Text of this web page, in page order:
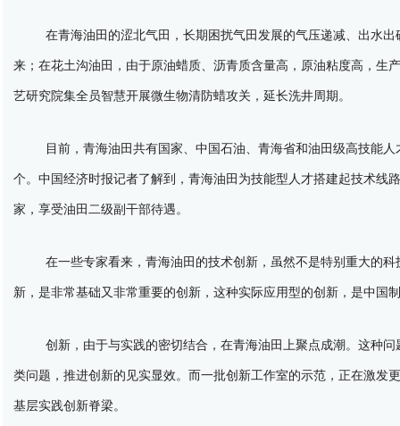
在青海油田的涩北气田，长期困扰气田发展的气压递减、出水
来；在花土沟油田，由于原油蜡质、沥青质含量高，原油粘度高，生
艺研究院集全员智慧开展微生物清防蜡攻关，延长洗井周期。
目前，青海油田共有国家、中国石油、青海省和油田级高技能
个。中国经济时报记者了解到，青海油田为技能型人才搭建起技术线
家，享受油田二级副干部待遇。
在一些专家看来，青海油田的技术创新，虽然不是特别重大的
新，是非常基础又非常重要的创新，这种实际应用型的创新，是中国
创新，由于与实践的密切结合，在青海油田上聚点成潮。这种
类问题，推进创新的见实显效。而一批创新工作室的示范，正在激发
基层实践创新脊梁。